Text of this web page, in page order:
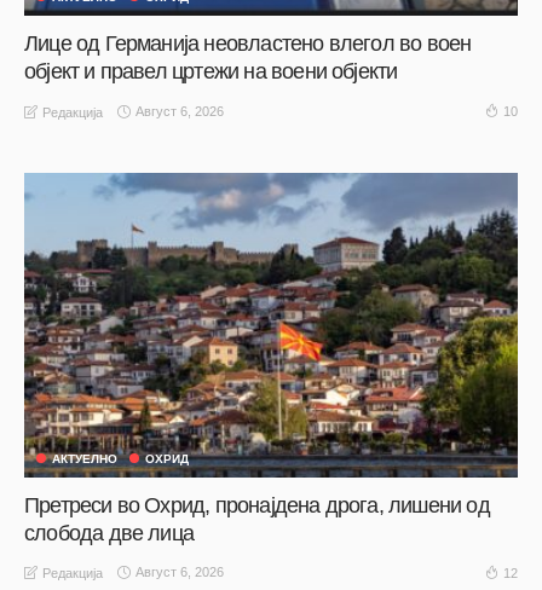
Лице од Германија неовластено влегол во воен
објект и правел цртежи на воени објекти
Редакција Август 6, 2026 10
АКТУЕЛНО ОХРИД
Претреси во Охрид, пронајдена дрога, лишени од
слобода две лица
Редакција Август 6, 2026 12